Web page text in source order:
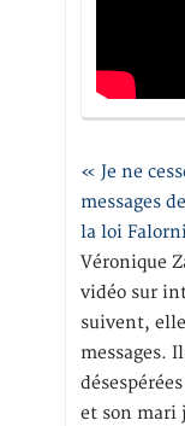
« Je ne
messages
la loi
Véronique
vidéo sur
suivent,
messages.
et son mari